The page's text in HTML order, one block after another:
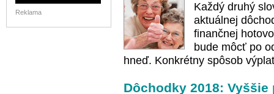
Reklama
Každý druhý
aktuálnej
finančnej
bude môcť po
hneď. Konkrétny spôsob
Dôchodky 2018: